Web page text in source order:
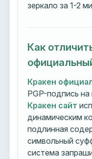
зеркало за 1-2
Как
Кракен
PGP-подпись на
Кракен сайт
динамическим
подлинная
символьный
система